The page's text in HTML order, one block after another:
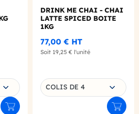
Ajouter au panier
DRINK ME CHAI - CHAI
LATTE SPICED BOITE
1KG
77,00 € HT
Soit 19,25 € l'unité
Choisissez une déclinaison
COLIS DE 4